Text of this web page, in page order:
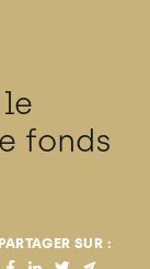
fonds
PARTAGER SUR :